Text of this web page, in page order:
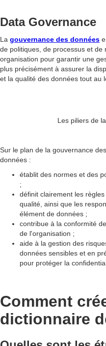
Data Governance
La gouvernance des données
de politiques, de processus et
organisation pour garantir une
plus précisément à assurer la
et la qualité des données tout au
Les piliers de
Sur le plan de la gouvernance
données :
établit des normes et des
;
définit clairement les
qualité, ainsi que les
élément de données ;
contribue à la conformité
de l'organisation ;
aide à la gestion des
données sensibles et en
pour protéger la
Comment
dictionnaire